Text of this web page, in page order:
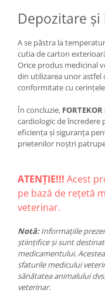
Depozitare
A se păstra la
cutia de carton
Orice produs medicinal
din utilizarea unor astfel
conformitate cu
În concluzie,
cardiologic de încredere
eficiența și siguranța
prietenilor noștri
ATENȚIE!!! Acest
pe bază de rețetă
veterinar.
Notă:Informațiile
științifice și sunt
medicamentului.
sfaturile medicului
sănătatea animalului
veterinar.